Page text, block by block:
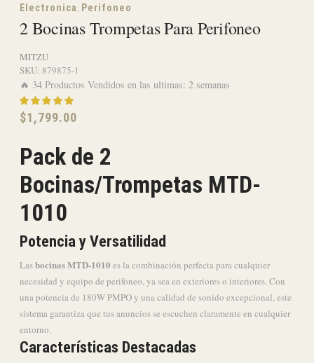
Electronica, Perifoneo
2 Bocinas Trompetas Para Perifoneo
MITZU
SKU: 879875-1
🔥 34 Productos Vendidos en las ultimas: 2 semanas
$1,799.00
Pack de 2
Bocinas/Trompetas MTD-
1010
Potencia y Versatilidad
Lasbocinas MTD-1010 es la combinación perfecta para cualquier
necesidad y equipo de perifoneo, ya sea en exteriores o interiores. Con
una potencia de 180W PMPO y una calidad de sonido excepcional, este
sistema garantiza que tus anuncios se escuchen claramente en cualquier
entorno.
Características Destacadas